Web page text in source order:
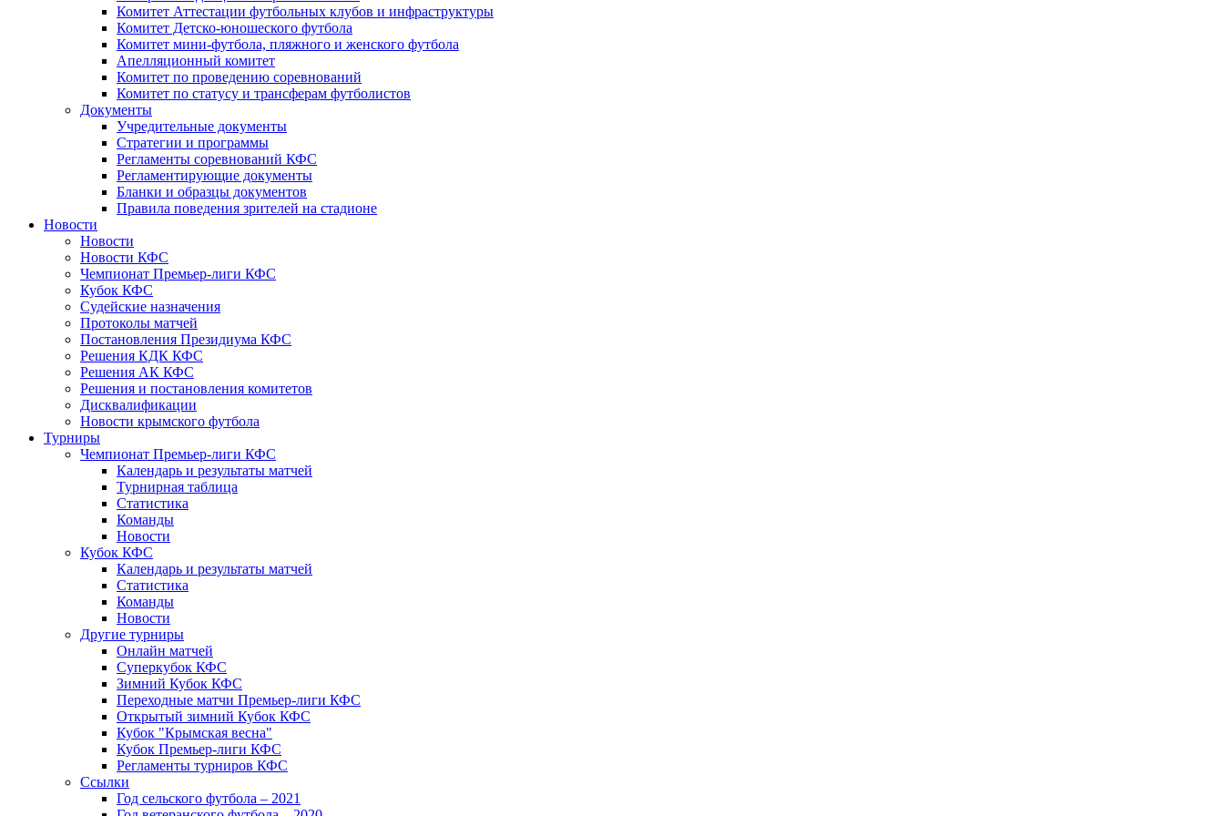
Комитет Аттестации футбольных клубов и инфраструктуры
Комитет Детско-юношеского футбола
Комитет мини-футбола, пляжного и женского футбола
Апелляционный комитет
Комитет по проведению соревнований
Комитет по статусу и трансферам футболистов
Документы
Учредительные документы
Стратегии и программы
Регламенты соревнований КФС
Регламентирующие документы
Бланки и образцы документов
Правила поведения зрителей на стадионе
Новости
Новости
Новости КФС
Чемпионат Премьер-лиги КФС
Кубок КФС
Судейские назначения
Протоколы матчей
Постановления Президиума КФС
Решения КДК КФС
Решения АК КФС
Решения и постановления комитетов
Дисквалификации
Новости крымского футбола
Турниры
Чемпионат Премьер-лиги КФС
Календарь и результаты матчей
Турнирная таблица
Статистика
Команды
Новости
Кубок КФС
Календарь и результаты матчей
Статистика
Команды
Новости
Другие турниры
Онлайн матчей
Суперкубок КФС
Зимний Кубок КФС
Переходные матчи Премьер-лиги КФС
Открытый зимний Кубок КФС
Кубок "Крымская весна"
Кубок Премьер-лиги КФС
Регламенты турниров КФС
Ссылки
Год сельского футбола – 2021